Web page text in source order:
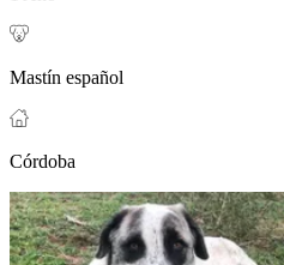
Mastín español
Córdoba